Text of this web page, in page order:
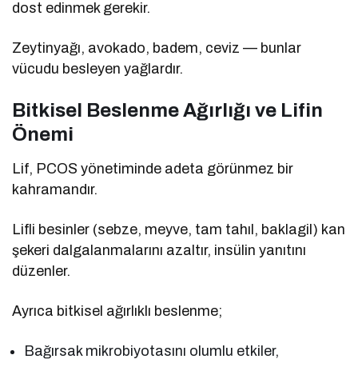
dost edinmek gerekir.
Zeytinyağı, avokado, badem, ceviz — bunlar
vücudu besleyen yağlardır.
Bitkisel Beslenme Ağırlığı ve Lifin
Önemi
Lif, PCOS yönetiminde adeta görünmez bir
kahramandır.
Lifli besinler (sebze, meyve, tam tahıl, baklagil) kan
şekeri dalgalanmalarını azaltır, insülin yanıtını
düzenler.
Ayrıca bitkisel ağırlıklı beslenme;
Bağırsak mikrobiyotasını olumlu etkiler,